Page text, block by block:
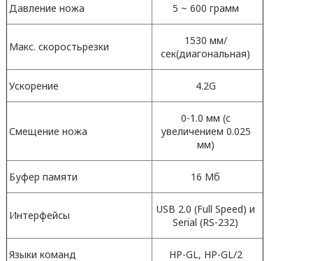
Давление ножа 5 ~ 600 грамм
Макс. скоростьрезки
1530 мм/
сек(диагональная)
Ускорение 4.2G
Смещение ножа
0-1.0 мм (с
увеличением 0.025
мм)
Буфер памяти 16 Мб
Интерфейсы
USB 2.0 (Full Speed) и
Serial (RS-232)
Языки команд HP-GL, HP-GL/2